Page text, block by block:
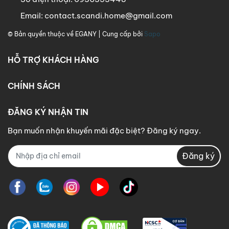
Email: contact.scandi.home@gmail.com
© Bản quyền thuộc về EGANY | Cung cấp bởi Sapo
HỖ TRỢ KHÁCH HÀNG
CHÍNH SÁCH
ĐĂNG KÝ NHẬN TIN
Bạn muốn nhận khuyến mãi đặc biệt? Đăng ký ngay.
Đăng ký